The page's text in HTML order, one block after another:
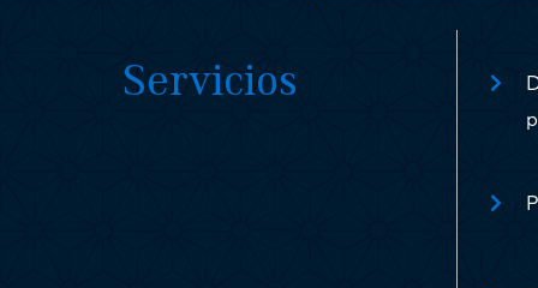
Servicios